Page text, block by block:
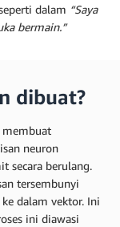
dalam “Saya
bermain.”
dibuat?
membuat
neuron
secara berulang.
tersembunyi
dalam vektor. Ini
ini diawasi